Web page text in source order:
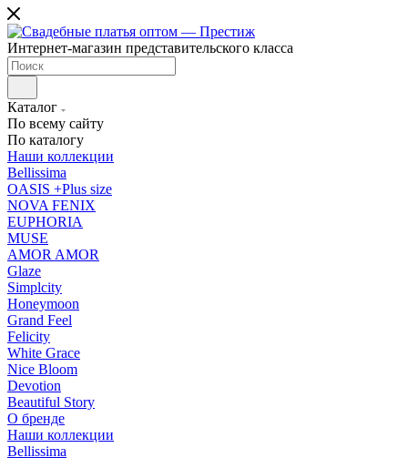
Интернет-магазин представительского класса
Каталог
По всему сайту
По каталогу
Наши коллекции
Bellissima
OASIS +Plus size
NOVA FENIX
EUPHORIA
MUSE
AMOR AMOR
Glaze
Simplcity
Honeymoon
Grand Feel
Felicity
White Grace
Nice Bloom
Devotion
Beautiful Story
О бренде
Наши коллекции
Bellissima